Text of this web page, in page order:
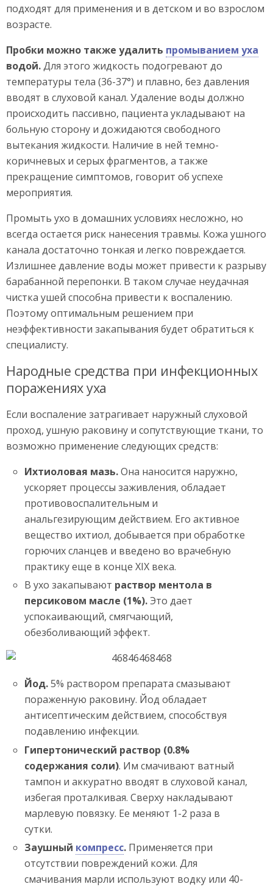
подходят для применения и в детском и во взрослом
возрасте.
Пробки можно также удалить промыванием уха
водой.Для этого жидкость подогревают до
температуры тела (36-37°) и плавно, без давления
вводят в слуховой канал. Удаление воды должно
происходить пассивно, пациента укладывают на
больную сторону и дожидаются свободного
вытекания жидкости. Наличие в ней темно-
коричневых и серых фрагментов, а также
прекращение симптомов, говорит об успехе
мероприятия.
Промыть ухо в домашних условиях несложно, но
всегда остается риск нанесения травмы. Кожа ушного
канала достаточно тонкая и легко повреждается.
Излишнее давление воды может привести к разрыву
барабанной перепонки. В таком случае неудачная
чистка ушей способна привести к воспалению.
Поэтому оптимальным решением при
неэффективности закапывания будет обратиться к
специалисту.
Народные средства при инфекционных
поражениях уха
Если воспаление затрагивает наружный слуховой
проход, ушную раковину и сопутствующие ткани, то
возможно применение следующих средств:
Ихтиоловая мазь.Она наносится наружно,
ускоряет процессы заживления, обладает
противовоспалительным и
анальгезирующим действием. Его активное
вещество ихтиол, добывается при обработке
горючих сланцев и введено во врачебную
практику еще в конце XIX века.
В ухо закапывают раствор ментола в
персиковом масле (1%).Это дает
успокаивающий, смягчающий,
обезболивающий эффект.
Йод.5% раствором препарата смазывают
пораженную раковину. Йод обладает
антисептическим действием, способствуя
подавлению инфекции.
Гипертонический раствор (0.8%
содержания соли). Им смачивают ватный
тампон и аккуратно вводят в слуховой канал,
избегая проталкивая. Сверху накладывают
марлевую повязку. Ее меняют 1-2 раза в
сутки.
Заушный компресс. Применяется при
отсутствии повреждений кожи. Для
смачивания марли используют водку или 40-